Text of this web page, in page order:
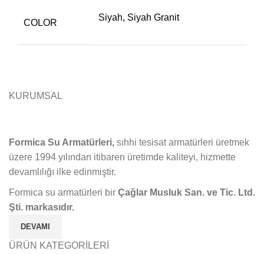
COLOR
Siyah, Siyah Granit
KURUMSAL
Formica Su Armatürleri, sıhhi tesisat armatürleri üretmek
üzere 1994 yılından itibaren üretimde kaliteyi, hizmette
devamlılığı ilke edinmiştir.
Formica su armatürleri bir Çağlar Musluk San. ve Tic. Ltd.
Şti. markasıdır.
DEVAMI
ÜRÜN KATEGORİLERİ